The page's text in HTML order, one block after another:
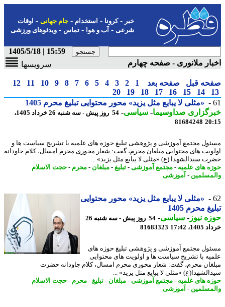
-کرونا-استخدام- جام جهانی-اوقات
شرعی-آب و هوا-تماس-ویدئوهای ورزشی
15:59 | 1405/5/18
ملانوری - صفحه چهارم
سرویسها
قبل صفحه بعد 1
2
3
4
5
6
7
8
9
10
11
12
14
15
16
17
18
19
20
«مثلی لا یبایع مثل یزید» محور محتوایی تبلیغ محرم 1405
صداوسیما-سیاسی-
54 روز پیش - سه شنبه 26 خرداد 1405،
81684248
مجتمع آموزشی و پژوهشی تبلیغ حوزه های علمیه با تشریح سیاست ها و
های محتوایی مبلغان محرم، گفت: شعار محوری محرم امسال، کلام جاودانه
سیدالشهدا (ع) «مثلی لا یبایع مثل یزید» ...
های علمیه-مجتمع آموزشی -تبلیغ -مبلغان-محرم-حجت الاسلام
-آموزشی
«مثلی لا یبایع مثل یزید» محور محتوایی
محرم 1405
نیوز-سیاسی-
54 روز پیش - سه شنبه 26
17:42
81683323
مجتمع آموزشی و پژوهشی تبلیغ حوزه های
با تشریح سیاست ها و اولویت های محتوایی
محرم، گفت: شعار محوری محرم امسال، کلام جاودانه حضرت
«مثلی لا یبایع مثل یزید» ...
های علمیه-مجتمع آموزشی -مبلغان-تبلیغ -محرم-حجت الاسلام
-آموزشی